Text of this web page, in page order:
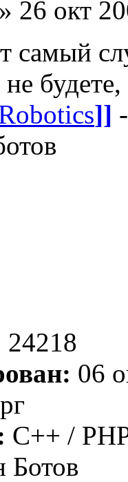
» 26 окт
самый
]]
24218
06
C++ /
Ботов